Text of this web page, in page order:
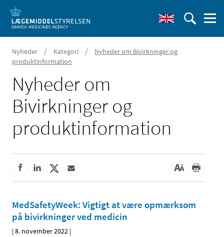
Nyheder / Kategori /
Nyheder om Bivirkninger og
produktinformation
Nyheder om
Bivirkninger og
produktinformation
MedSafetyWeek: Vigtigt at være opmærksom
på bivirkninger ved medicin
|8. november 2022 |